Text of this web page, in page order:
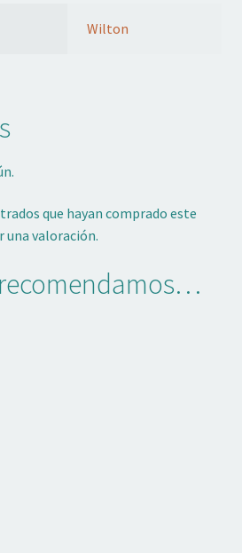
Wilton
que hayan comprado este
una valoración.